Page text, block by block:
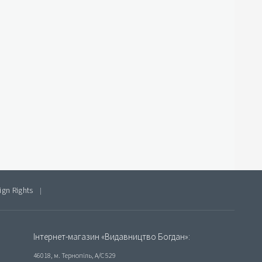
Rights |
Інтернет-магазин «Видавництво Богдан»:
46018, м. Тернопіль, А/С 529